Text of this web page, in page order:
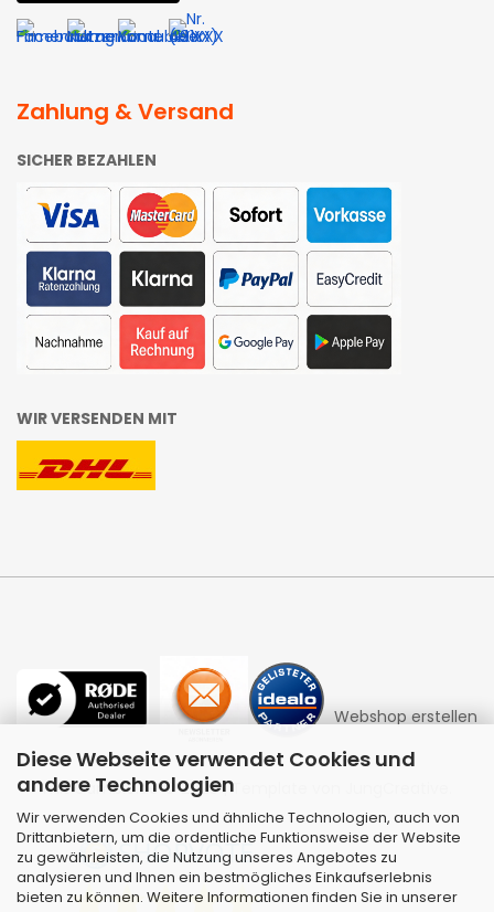
Diese Webseite verwendet Cookies und
andere Technologien
Wir verwenden Cookies und ähnliche Technologien, auch von
Drittanbietern, um die ordentliche Funktionsweise der Website
zu gewährleisten, die Nutzung unseres Angebotes zu
analysieren und Ihnen ein bestmögliches Einkaufserlebnis
bieten zu können. Weitere Informationen finden Sie in unserer
Zahlung & Versand
SICHER BEZAHLEN
WIR VERSENDEN MIT
Webshop erstellen
mit Gambio.de © 2026 | Template von